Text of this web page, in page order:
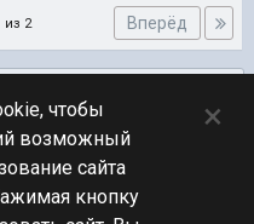
Вперёд
из 2
чтобы
возможный
сайта
кнопку
×